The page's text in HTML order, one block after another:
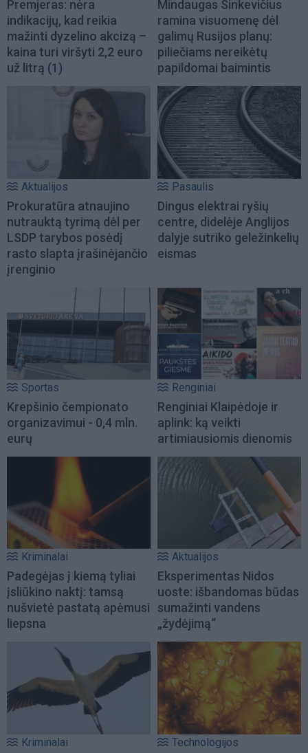
Premjeras: nėra
indikacijų, kad reikia
mažinti dyzelino akcizą –
kaina turi viršyti 2,2 euro
už litrą (1)
Mindaugas Sinkevičius
ramina visuomenę dėl
galimų Rusijos planų:
piliečiams nereikėtų
papildomai baimintis
Aktualijos
Prokuratūra atnaujino
nutrauktą tyrimą dėl per
LSDP tarybos posėdį
rasto slapta įrašinėjančio
įrenginio
Pasaulis
Dingus elektrai ryšių
centre, didelėje Anglijos
dalyje sutriko geležinkelių
eismas
Sportas
Krepšinio čempionato
organizavimui - 0,4 mln.
eurų
Renginiai
Renginiai Klaipėdoje ir
aplink: ką veikti
artimiausiomis dienomis
Kriminalai
Padegėjas į kiemą tyliai
įsliūkino naktį: tamsą
nušvietė pastatą apėmusi
liepsna
Aktualijos
Eksperimentas Nidos
uoste: išbandomas būdas
sumažinti vandens
„žydėjimą“
Kriminalai Technologijos